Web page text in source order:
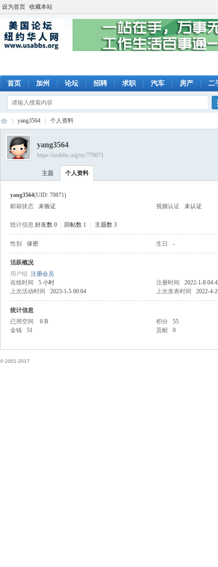
设为首页 收藏本站
首页 加州 论坛 招聘 求职 汽车 房产 二
›
yang3564 个人资料
yang3564
https://usabbs.org/ny/?79871
主题 个人资料
yang3564(UID: 79871)
邮箱状态
未验证 视频认证 未认证
统计信息 好友数 0 回帖数 1 主题数 3
性别 保密 生日 -
活跃概况
用户组 注册会员
在线时间
5 小时 注册时间
2022-1-8
上次活动时间
2023-1-5 00:04 上次发表时间 2022-4-
统计信息
已用空间
0 B 积分
55
金钱
51 贡献 0
© 2001-2017